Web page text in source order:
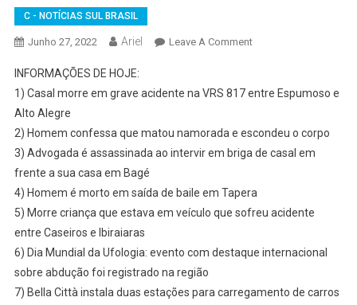
C - NOTÍCIAS SUL BRASIL
Junho 27, 2022 Ariel Leave A CommentOn
06-
–
CORRESPONDENTE
SELBACH
COM
FUNDO/RS
INFORMAÇÕES DE HOJE:
1) Casal morre em grave acidente na VRS 817 entre Espumoso e
Alto Alegre
2) Homem confessa que matou namorada e escondeu o corpo
3) Advogada é assassinada ao intervir em briga de casal em
frente a sua casa em Bagé
4) Homem é morto em saída de baile em Tapera
5) Morre criança que estava em veículo que sofreu acidente
entre Caseiros e Ibiraiaras
6) Dia Mundial da Ufologia: evento com destaque internacional
sobre abdução foi registrado na região
7) Bella Città instala duas estações para carregamento de carros